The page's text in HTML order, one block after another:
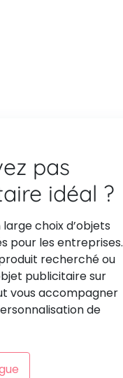
pas
idéal ?
choix d’objets
pour les entreprises.
recherché ou
publicitaire sur
vous accompagner
de